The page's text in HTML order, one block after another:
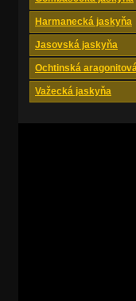
Harmanecká jaskyňa
Jasovská jaskyňa
Ochtinská
Važecká jaskyňa